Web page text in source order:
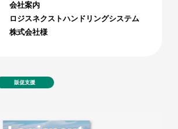
会社案内
ロジスネクストハンドリングシステム
株式会社様
販促支援